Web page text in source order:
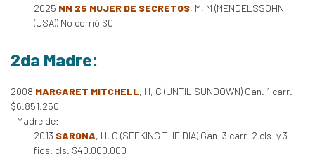
2025 NN 25 MUJER DE SECRETOS, M, M (MENDELSSOHN
(USA)) No corrió $0
2da Madre:
2008 MARGARET MITCHELL, H, C (UNTIL SUNDOWN) Gan. 1 carr.
$6.851.250
Madre de:
2013 SARONA, H, C (SEEKING THE DIA) Gan. 3 carr. 2 cls. y 3
figs. cls. $40.000.000